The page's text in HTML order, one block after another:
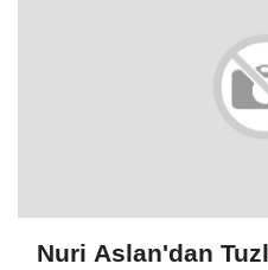
Nuri Aslan'dan